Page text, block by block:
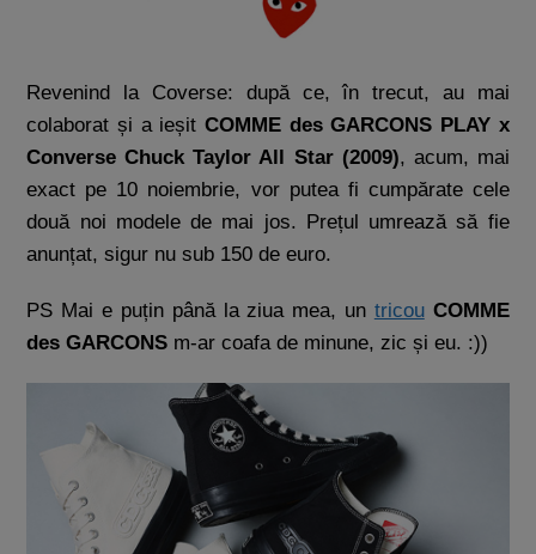
Revenind la Coverse: după ce, în trecut, au mai
colaborat și a ieșit COMME des GARCONS PLAY x
Converse Chuck Taylor All Star (2009), acum, mai
exact pe 10 noiembrie, vor putea fi cumpărate cele
două noi modele de mai jos. Prețul umrează să fie
anunțat, sigur nu sub 150 de euro.
PS Mai e puțin până la ziua mea, un tricou COMME
des GARCONS m-ar coafa de minune, zic și eu. :))